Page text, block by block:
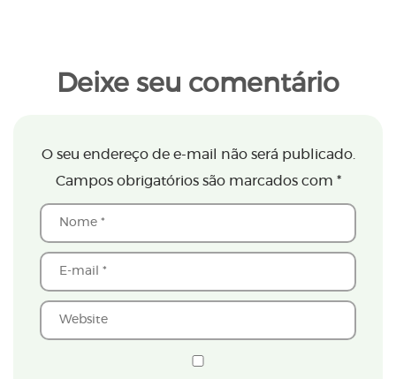
Deixe seu comentário
O seu endereço de e-mail não será publicado.
Campos obrigatórios são marcados com *